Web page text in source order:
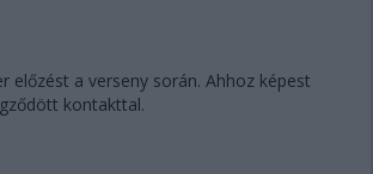
előzést a verseny során. Ahhoz képest
kontakttal.